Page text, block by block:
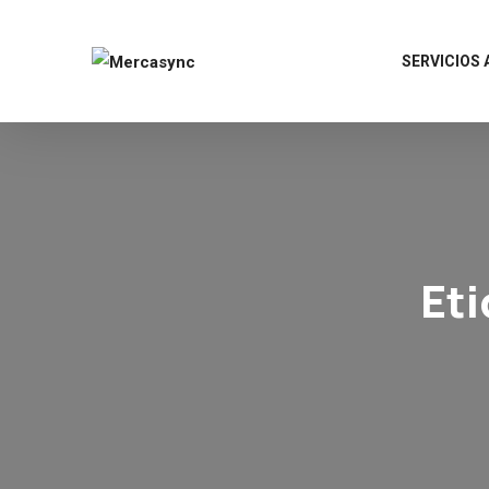
SERVICIOS